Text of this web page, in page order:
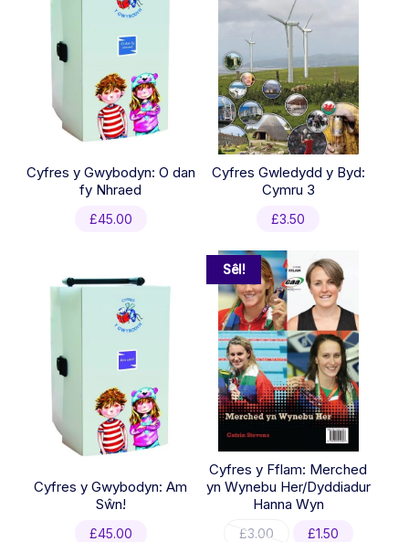
Cyfres y Gwybodyn: O dan
fy Nhraed
£45.00
Cyfres Gwledydd y Byd:
Cymru 3
£3.50
Cyfres y Gwybodyn: Am
Sŵn!
£45.00
Sêl!
Cyfres y Fflam: Merched
yn Wynebu Her/Dyddiadur
Hanna Wyn
£3.00
Original
£1.50